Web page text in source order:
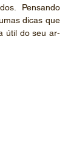
Pensando
dicas que
útil do seu ar-